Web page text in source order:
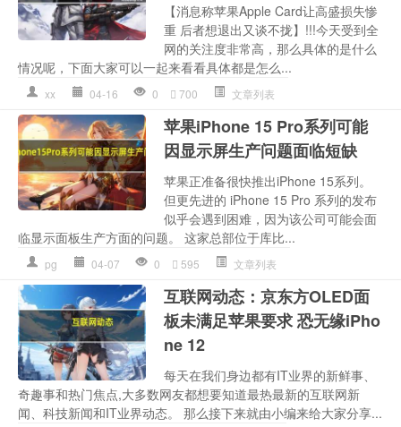
【消息称苹果Apple Card让高盛损失惨
重 后者想退出又谈不拢】!!!今天受到全
网的关注度非常高，那么具体的是什么
情况呢，下面大家可以一起来看看具体都是怎么...
xx 04-16 0 700 文章列表
苹果iPhone 15 Pro系列可能
因显示屏生产问题面临短缺
苹果正准备很快推出iPhone 15系列。
但更先进的 iPhone 15 Pro 系列的发布
似乎会遇到困难，因为该公司可能会面
临显示面板生产方面的问题。 这家总部位于库比...
pg 04-07 0 595 文章列表
互联网动态：京东方OLED面
板未满足苹果要求 恐无缘iPho
ne 12
每天在我们身边都有IT业界的新鲜事、
奇趣事和热门焦点,大多数网友都想要知道最热最新的互联网新
闻、科技新闻和IT业界动态。 那么接下来就由小编来给大家分享...